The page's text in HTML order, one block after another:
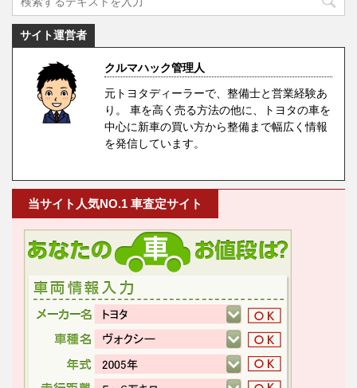
サイト運営者
クルマハック管理人
元トヨタディーラーで、整備士と営業経験あ
り。 車を高く売る方法の他に、トヨタの車を
中心に新車の買い方から整備まで幅広く情報
を発信しています。
当サイト人気NO.1 車査定サイト